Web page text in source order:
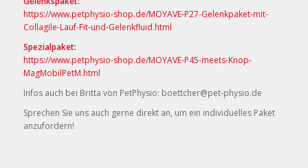
https://www.petphysio-shop.de/MOYAVE-P27-Gelenkpaket-mit-
Collagile-Lauf-Fit-und-Gelenkfluid.html
Spezialpaket:
https://www.petphysio-shop.de/MOYAVE-P45-meets-Knop-
MagMobilPetM.html
Infos auch bei Britta von PetPhysio: boettcher@pet-physio.de
Sprechen Sie uns auch gerne direkt an, um ein individuelles Paket
anzufordern!